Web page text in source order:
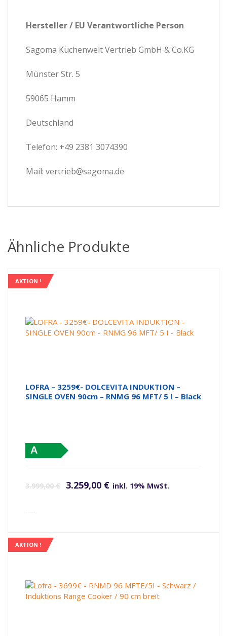
Hersteller / EU Verantwortliche Person
Sagoma Küchenwelt Vertrieb GmbH & Co.KG
Münster Str. 5
59065 Hamm
Deutschland
Telefon: +49 2381 3074390
Mail: vertrieb@sagoma.de
Ähnliche Produkte
AKTION !
LOFRA – 3259€- DOLCEVITA INDUKTION –
SINGLE OVEN 90cm – RNMG 96 MFT/ 5 I – Black
A
3.999,00€ 3.259,00 € inkl. 19% MwSt.
inkl. Versandkosten
AKTION !